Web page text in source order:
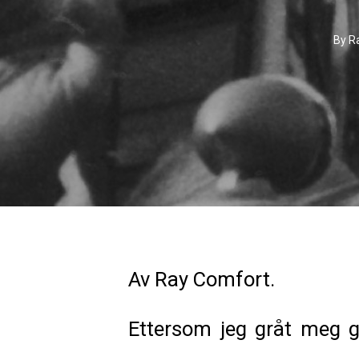
By
Av Ray Comfort.
Ettersom jeg gråt meg